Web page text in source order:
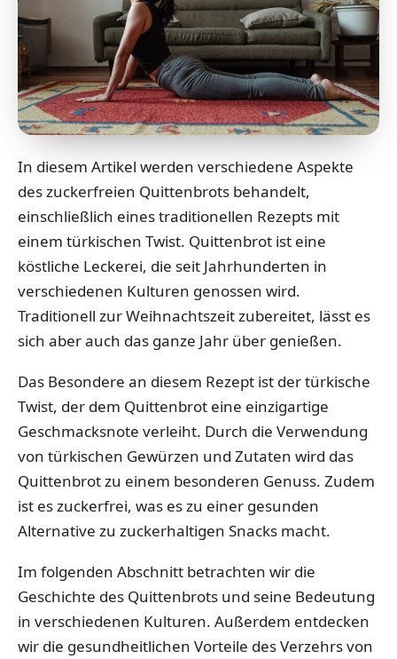
In diesem Artikel werden verschiedene Aspekte
des zuckerfreien Quittenbrots behandelt,
einschließlich eines traditionellen Rezepts mit
einem türkischen Twist. Quittenbrot ist eine
köstliche Leckerei, die seit Jahrhunderten in
verschiedenen Kulturen genossen wird.
Traditionell zur Weihnachtszeit zubereitet, lässt es
sich aber auch das ganze Jahr über genießen.
Das Besondere an diesem Rezept ist der türkische
Twist, der dem Quittenbrot eine einzigartige
Geschmacksnote verleiht. Durch die Verwendung
von türkischen Gewürzen und Zutaten wird das
Quittenbrot zu einem besonderen Genuss. Zudem
ist es zuckerfrei, was es zu einer gesunden
Alternative zu zuckerhaltigen Snacks macht.
Im folgenden Abschnitt betrachten wir die
Geschichte des Quittenbrots und seine Bedeutung
in verschiedenen Kulturen. Außerdem entdecken
wir die gesundheitlichen Vorteile des Verzehrs von